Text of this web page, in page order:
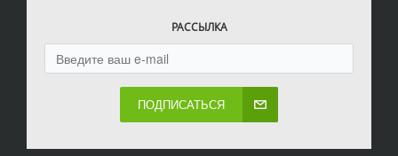
РАССЫЛКА
ПОДПИСАТЬСЯ